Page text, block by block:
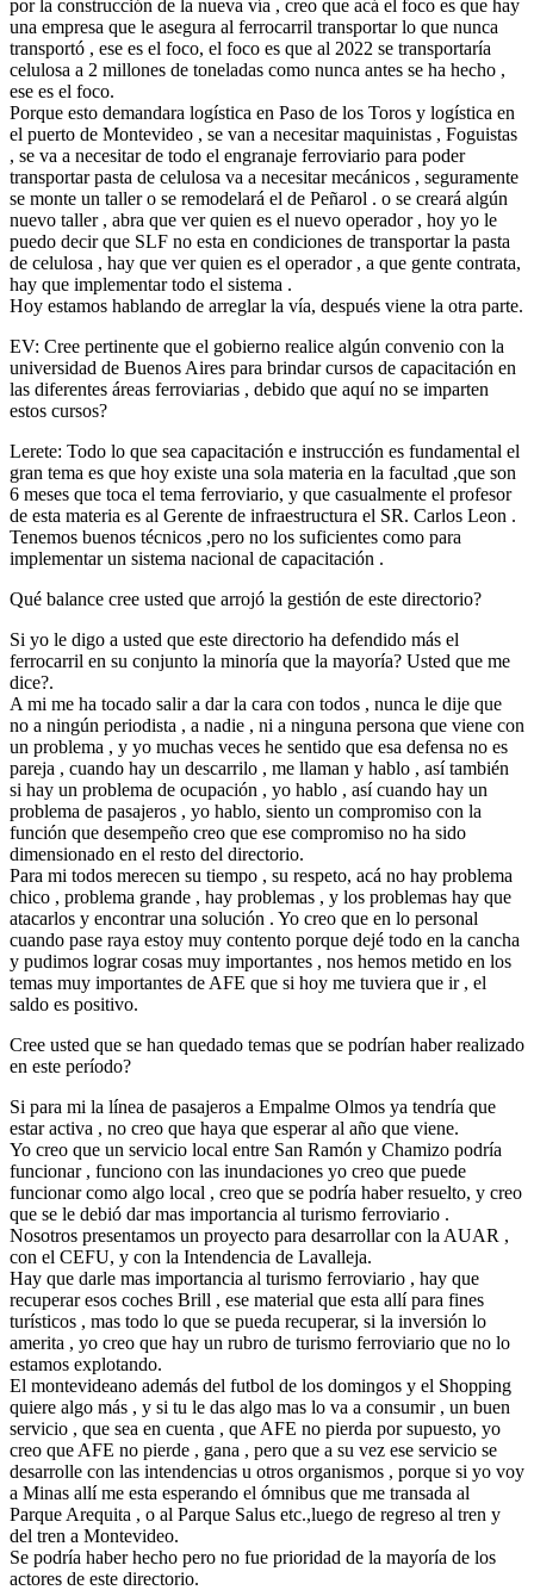
por la construcción de la nueva vía , creo que acá el foco es que hay
una empresa que le asegura al ferrocarril transportar lo que nunca
transportó , ese es el foco, el foco es que al 2022 se transportaría
celulosa a 2 millones de toneladas como nunca antes se ha hecho ,
ese es el foco.
Porque esto demandara logística en Paso de los Toros y logística en
el puerto de Montevideo , se van a necesitar maquinistas , Foguistas
, se va a necesitar de todo el engranaje ferroviario para poder
transportar pasta de celulosa va a necesitar mecánicos , seguramente
se monte un taller o se remodelará el de Peñarol . o se creará algún
nuevo taller , abra que ver quien es el nuevo operador , hoy yo le
puedo decir que SLF no esta en condiciones de transportar la pasta
de celulosa , hay que ver quien es el operador , a que gente contrata,
hay que implementar todo el sistema .
Hoy estamos hablando de arreglar la vía, después viene la otra parte.
EV: Cree pertinente que el gobierno realice algún convenio con la
universidad de Buenos Aires para brindar cursos de capacitación en
las diferentes áreas ferroviarias , debido que aquí no se imparten
estos cursos?
Lerete: Todo lo que sea capacitación e instrucción es fundamental el
gran tema es que hoy existe una sola materia en la facultad ,que son
6 meses que toca el tema ferroviario, y que casualmente el profesor
de esta materia es al Gerente de infraestructura el SR. Carlos Leon .
Tenemos buenos técnicos ,pero no los suficientes como para
implementar un sistema nacional de capacitación .
Qué balance cree usted que arrojó la gestión de este directorio?
Si yo le digo a usted que este directorio ha defendido más el
ferrocarril en su conjunto la minoría que la mayoría? Usted que me
dice?.
A mi me ha tocado salir a dar la cara con todos , nunca le dije que
no a ningún periodista , a nadie , ni a ninguna persona que viene con
un problema , y yo muchas veces he sentido que esa defensa no es
pareja , cuando hay un descarrilo , me llaman y hablo , así también
si hay un problema de ocupación , yo hablo , así cuando hay un
problema de pasajeros , yo hablo, siento un compromiso con la
función que desempeño creo que ese compromiso no ha sido
dimensionado en el resto del directorio.
Para mi todos merecen su tiempo , su respeto, acá no hay problema
chico , problema grande , hay problemas , y los problemas hay que
atacarlos y encontrar una solución . Yo creo que en lo personal
cuando pase raya estoy muy contento porque dejé todo en la cancha
y pudimos lograr cosas muy importantes , nos hemos metido en los
temas muy importantes de AFE que si hoy me tuviera que ir , el
saldo es positivo.
Cree usted que se han quedado temas que se podrían haber realizado
en este período?
Si para mi la línea de pasajeros a Empalme Olmos ya tendría que
estar activa , no creo que haya que esperar al año que viene.
Yo creo que un servicio local entre San Ramón y Chamizo podría
funcionar , funciono con las inundaciones yo creo que puede
funcionar como algo local , creo que se podría haber resuelto, y creo
que se le debió dar mas importancia al turismo ferroviario .
Nosotros presentamos un proyecto para desarrollar con la AUAR ,
con el CEFU, y con la Intendencia de Lavalleja.
Hay que darle mas importancia al turismo ferroviario , hay que
recuperar esos coches Brill , ese material que esta allí para fines
turísticos , mas todo lo que se pueda recuperar, si la inversión lo
amerita , yo creo que hay un rubro de turismo ferroviario que no lo
estamos explotando.
El montevideano además del futbol de los domingos y el Shopping
quiere algo más , y si tu le das algo mas lo va a consumir , un buen
servicio , que sea en cuenta , que AFE no pierda por supuesto, yo
creo que AFE no pierde , gana , pero que a su vez ese servicio se
desarrolle con las intendencias u otros organismos , porque si yo voy
a Minas allí me esta esperando el ómnibus que me transada al
Parque Arequita , o al Parque Salus etc.,luego de regreso al tren y
del tren a Montevideo.
Se podría haber hecho pero no fue prioridad de la mayoría de los
actores de este directorio.